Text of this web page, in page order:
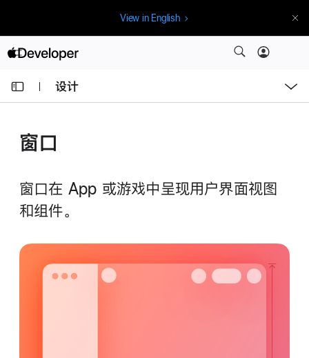
航
View in English
设计
单
窗口
窗口在 App 或游戏中呈现用户界面视图
和组件。
页
为
：
窗